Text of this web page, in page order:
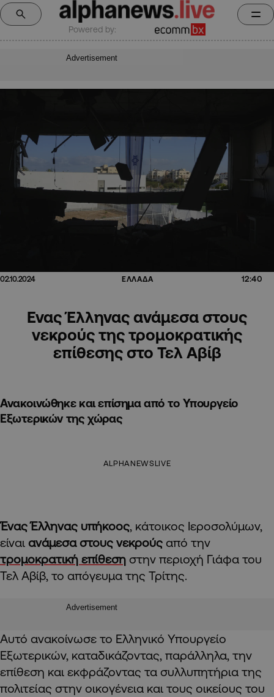
Powered by:
Advertisement
02.10.2024 ΕΛΛΑΔΑ 12:40
Ενας Έλληνας ανάμεσα στους
νεκρούς της τρομοκρατικής
επίθεσης στο Τελ Αβίβ
Ανακοινώθηκε και επίσημα από το Υπουργείο
Εξωτερικών της χώρας
ALPHANEWSLIVE
Ένας Έλληνας υπήκοος, κάτοικος Ιεροσολύμων,
είναι ανάμεσα στους νεκρούς από την
τρομοκρατική επίθεση στην περιοχή Γιάφα του
Τελ Αβίβ, το απόγευμα της Τρίτης.
Advertisement
Αυτό ανακοίνωσε το Ελληνικό Υπουργείο
Εξωτερικών, καταδικάζοντας, παράλληλα, την
επίθεση και εκφράζοντας τα συλλυπητήρια της
πολιτείας στην οικογένεια και τους οικείους του